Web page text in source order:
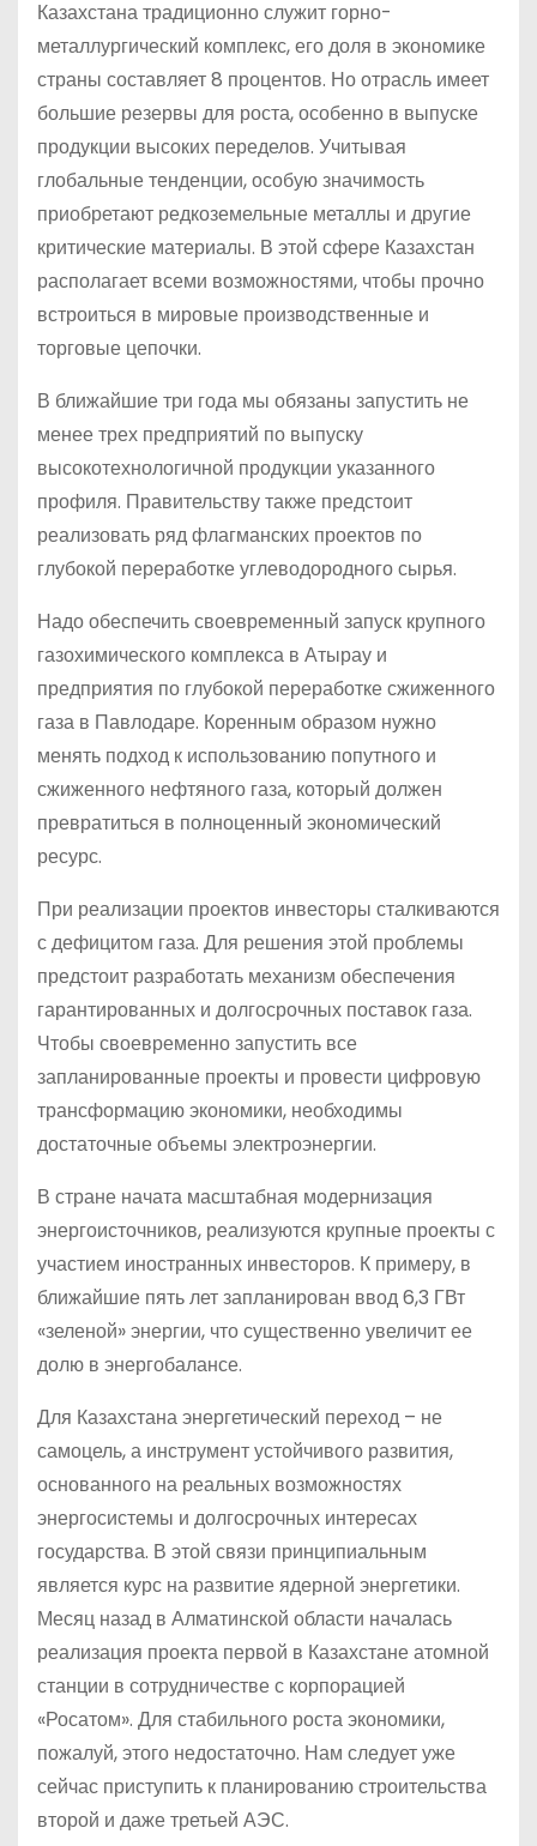
Казахстана традиционно служит горно-
металлургический комплекс, его доля в экономике
страны составляет 8 процентов. Но отрасль имеет
большие резервы для роста, особенно в выпуске
продукции высоких переделов. Учитывая
глобальные тенденции, особую значимость
приобретают редкоземельные металлы и другие
критические материалы. В этой сфере Казахстан
располагает всеми возможностями, чтобы прочно
встроиться в мировые производственные и
торговые цепочки.
В ближайшие три года мы обязаны запустить не
менее трех предприятий по выпуску
высокотехнологичной продукции указанного
профиля. Правительству также предстоит
реализовать ряд флагманских проектов по
глубокой переработке углеводородного сырья.
Надо обеспечить своевременный запуск крупного
газохимического комплекса в Атырау и
предприятия по глубокой переработке сжиженного
газа в Павлодаре. Коренным образом нужно
менять подход к использованию попутного и
сжиженного нефтяного газа, который должен
превратиться в полноценный экономический
ресурс.
При реализации проектов инвесторы сталкиваются
с дефицитом газа. Для решения этой проблемы
предстоит разработать механизм обеспечения
гарантированных и долгосрочных поставок газа.
Чтобы своевременно запустить все
запланированные проекты и провести цифровую
трансформацию экономики, необходимы
достаточные объемы электроэнергии.
В стране начата масштабная модернизация
энергоисточников, реализуются крупные проекты с
участием иностранных инвесторов. К примеру, в
ближайшие пять лет запланирован ввод 6,3 ГВт
«зеленой» энергии, что существенно увеличит ее
долю в энергобалансе.
Для Казахстана энергетический переход – не
самоцель, а инструмент устойчивого развития,
основанного на реальных возможностях
энергосистемы и долгосрочных интересах
государства. В этой связи принципиальным
является курс на развитие ядерной энергетики.
Месяц назад в Алматинской области началась
реализация проекта первой в Казахстане атомной
станции в сотрудничестве с корпорацией
«Росатом». Для стабильного роста экономики,
пожалуй, этого недостаточно. Нам следует уже
сейчас приступить к планированию строительства
второй и даже третьей АЭС.